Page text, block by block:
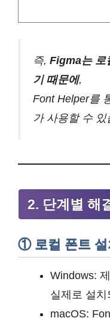
즉, Figma는 로
기 때문에,
Font Helper를
가 사용할 수 있
2. 단계별 해
① 로컬 폰트 설
Windows:
실제로 설
macOS: